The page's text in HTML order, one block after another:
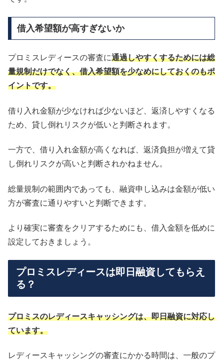
借入希望額が高すぎないか
プロミスレディースの審査に通過しやすくするためには総
量規制だけでなく、借入希望額を少なめにしておくのもポ
イントです。
借り入れ金額が少なければ少ないほど、返済しやすくなる
ため、貸し倒れリスクが低いと判断されます。
一方で、借り入れ金額が高くなれば、返済負担が増えて貸
し倒れリスクが高いと判断されかねません。
総量規制の範囲内であっても、融資申し込みは金額が低い
方が審査に通りやすいと判断できます。
より確実に審査をクリアするためにも、借入金額を低めに
設定しておきましょう。
プロミスレディースは即日融資してもらえ
る？
プロミスのレディースキャッシングは、即日融資に対応し
ています。
レディースキャッシングの審査にかかる時間は、一般のプ